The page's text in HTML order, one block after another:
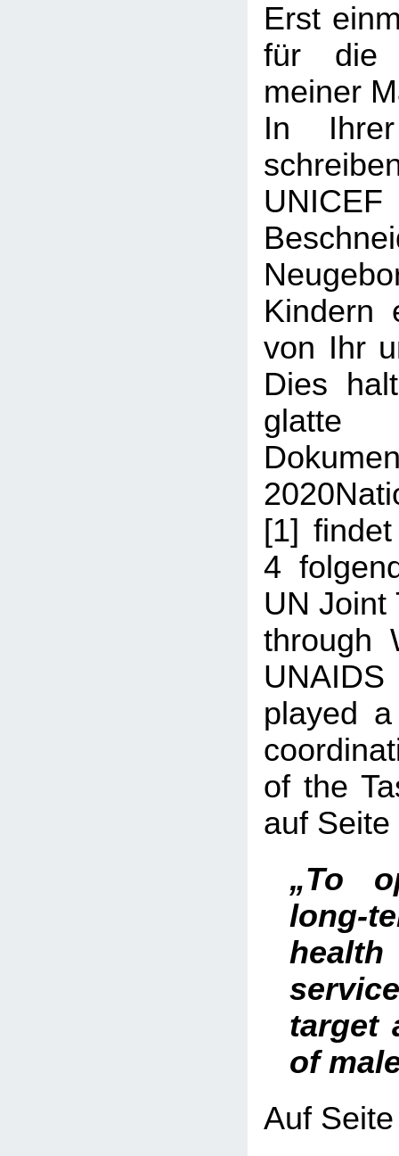
Erst
für die
meiner
In Ihrer
Kindern
von Ihr
Dies
[1]
4
UN Joint
through
played
of the
auf
„To
long-
target
of
Auf